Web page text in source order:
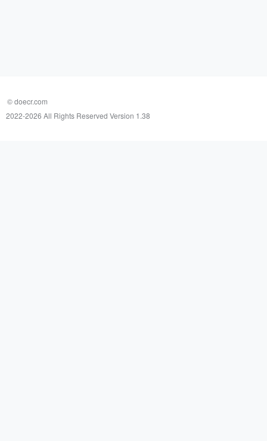
© doecr.com
2022-2026 All Rights Reserved Version 1.38